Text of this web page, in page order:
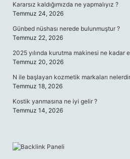
Kararsız kaldığımızda ne yapmalıyız ?
Temmuz 24, 2026
Günbed nüshası nerede bulunmuştur ?
Temmuz 22, 2026
2025 yılında kurutma makinesi ne kadar
Temmuz 20, 2026
N ile başlayan kozmetik markaları
Temmuz 18, 2026
Kostik yanmasına ne iyi gelir ?
Temmuz 14, 2026